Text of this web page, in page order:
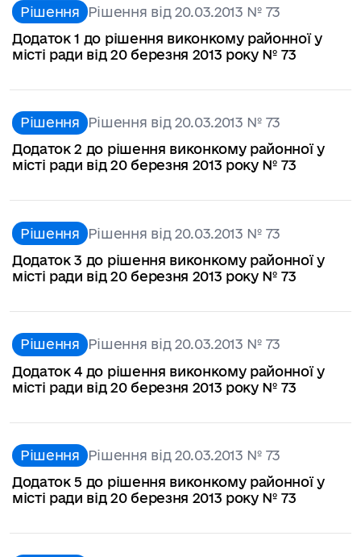
Рішення Рішення від 20.03.2013 № 73
Додаток 1 до рішення виконкому районної у
місті ради від 20 березня 2013 року № 73
Рішення Рішення від 20.03.2013 № 73
Додаток 2 до рішення виконкому районної у
місті ради від 20 березня 2013 року № 73
Рішення Рішення від 20.03.2013 № 73
Додаток 3 до рішення виконкому районної у
місті ради від 20 березня 2013 року № 73
Рішення Рішення від 20.03.2013 № 73
Додаток 4 до рішення виконкому районної у
місті ради від 20 березня 2013 року № 73
Рішення Рішення від 20.03.2013 № 73
Додаток 5 до рішення виконкому районної у
місті ради від 20 березня 2013 року № 73